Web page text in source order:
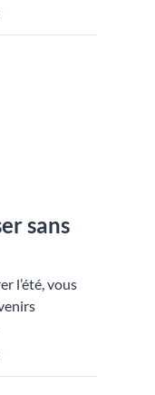
sans
l’été, vous